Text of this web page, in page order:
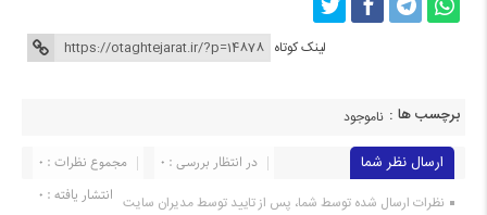
لینک کوتاه
برچسب ها : ناموجود
ارسال نظر شما مجموع نظرات : 0
در انتظار بررسی : 0
انتشار یافته : 0 نظرات ارسال شده توسط شما، پس از تایید توسط مدیران سایت